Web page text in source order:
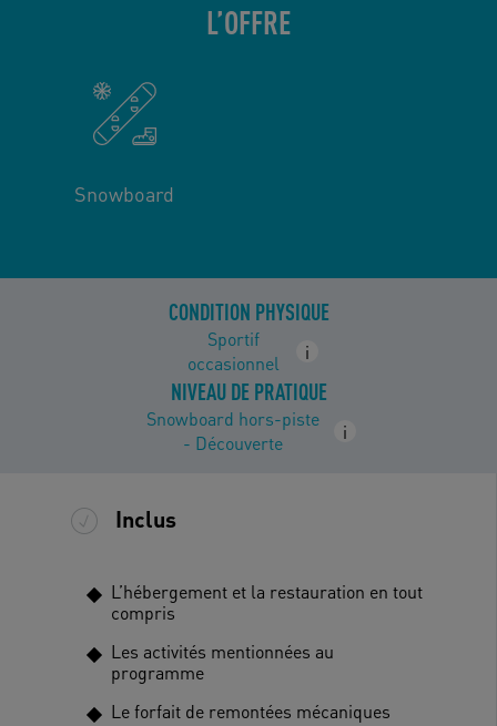
L’OFFRE
Snowboard
CONDITION PHYSIQUE
Sportif
occasionnel
i
NIVEAU DE PRATIQUE
Snowboard hors-piste
- Découverte
i
Inclus
L’hébergement et la restauration en tout
compris
Les activités mentionnées au
programme
Le forfait de remontées mécaniques